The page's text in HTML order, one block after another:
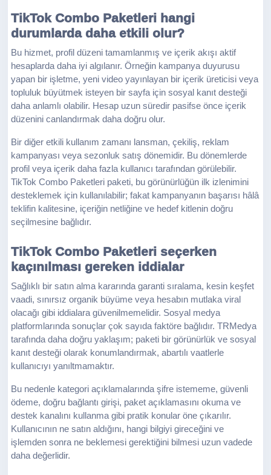
TikTok Combo Paketleri hangi
durumlarda daha etkili olur?
Bu hizmet, profil düzeni tamamlanmış ve içerik akışı aktif
hesaplarda daha iyi algılanır. Örneğin kampanya duyurusu
yapan bir işletme, yeni video yayınlayan bir içerik üreticisi veya
topluluk büyütmek isteyen bir sayfa için sosyal kanıt desteği
daha anlamlı olabilir. Hesap uzun süredir pasifse önce içerik
düzenini canlandırmak daha doğru olur.
Bir diğer etkili kullanım zamanı lansman, çekiliş, reklam
kampanyası veya sezonluk satış dönemidir. Bu dönemlerde
profil veya içerik daha fazla kullanıcı tarafından görülebilir.
TikTok Combo Paketleri paketi, bu görünürlüğün ilk izlenimini
desteklemek için kullanılabilir; fakat kampanyanın başarısı hâlâ
teklifin kalitesine, içeriğin netliğine ve hedef kitlenin doğru
seçilmesine bağlıdır.
TikTok Combo Paketleri seçerken
kaçınılması gereken iddialar
Sağlıklı bir satın alma kararında garanti sıralama, kesin keşfet
vaadi, sınırsız organik büyüme veya hesabın mutlaka viral
olacağı gibi iddialara güvenilmemelidir. Sosyal medya
platformlarında sonuçlar çok sayıda faktöre bağlıdır. TRMedya
tarafında daha doğru yaklaşım; paketi bir görünürlük ve sosyal
kanıt desteği olarak konumlandırmak, abartılı vaatlerle
kullanıcıyı yanıltmamaktır.
Bu nedenle kategori açıklamalarında şifre istememe, güvenli
ödeme, doğru bağlantı girişi, paket açıklamasını okuma ve
destek kanalını kullanma gibi pratik konular öne çıkarılır.
Kullanıcının ne satın aldığını, hangi bilgiyi gireceğini ve
işlemden sonra ne beklemesi gerektiğini bilmesi uzun vadede
daha değerlidir.